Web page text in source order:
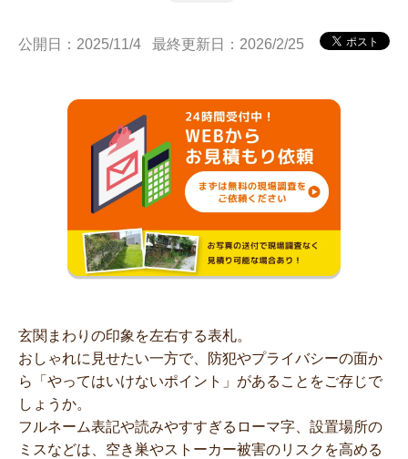
公開日：2025/11/4 最終更新日：2026/2/25
玄関まわりの印象を左右する表札。
おしゃれに見せたい一方で、防犯やプライバシーの面か
ら「やってはいけないポイント」があることをご存じで
しょうか。
フルネーム表記や読みやすすぎるローマ字、設置場所の
ミスなどは、空き巣やストーカー被害のリスクを高める